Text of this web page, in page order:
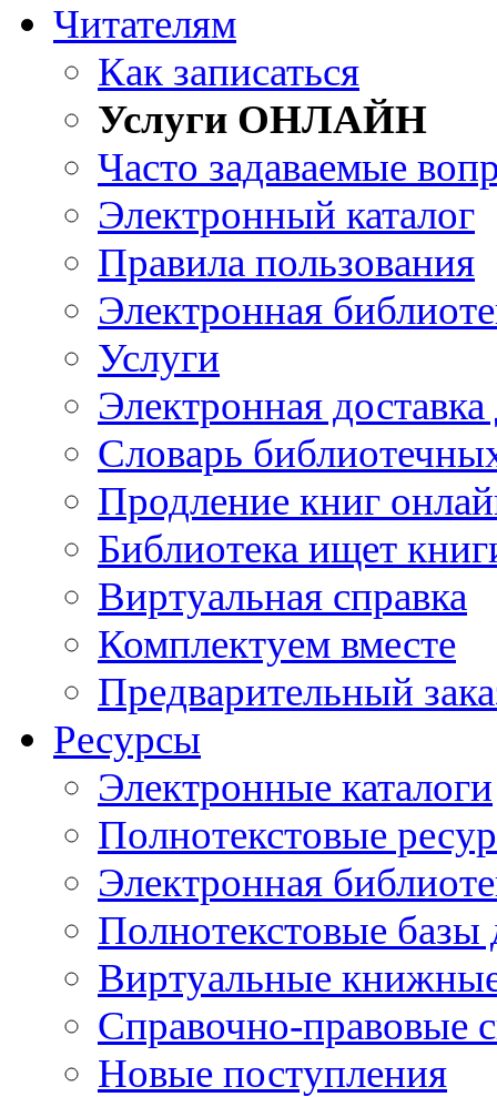
Читателям
Как записаться
Услуги ОНЛАЙН
Часто задаваемые
Электронный каталог
Правила пользования
Электронная
Услуги
Электронная
Словарь
Продление книг
Библиотека ищет
Виртуальная справка
Комплектуем вместе
Предварительный
Ресурсы
Электронные каталоги
Полнотекстовые
Электронная
Полнотекстовые
Виртуальные
Справочно-правовые
Новые поступления